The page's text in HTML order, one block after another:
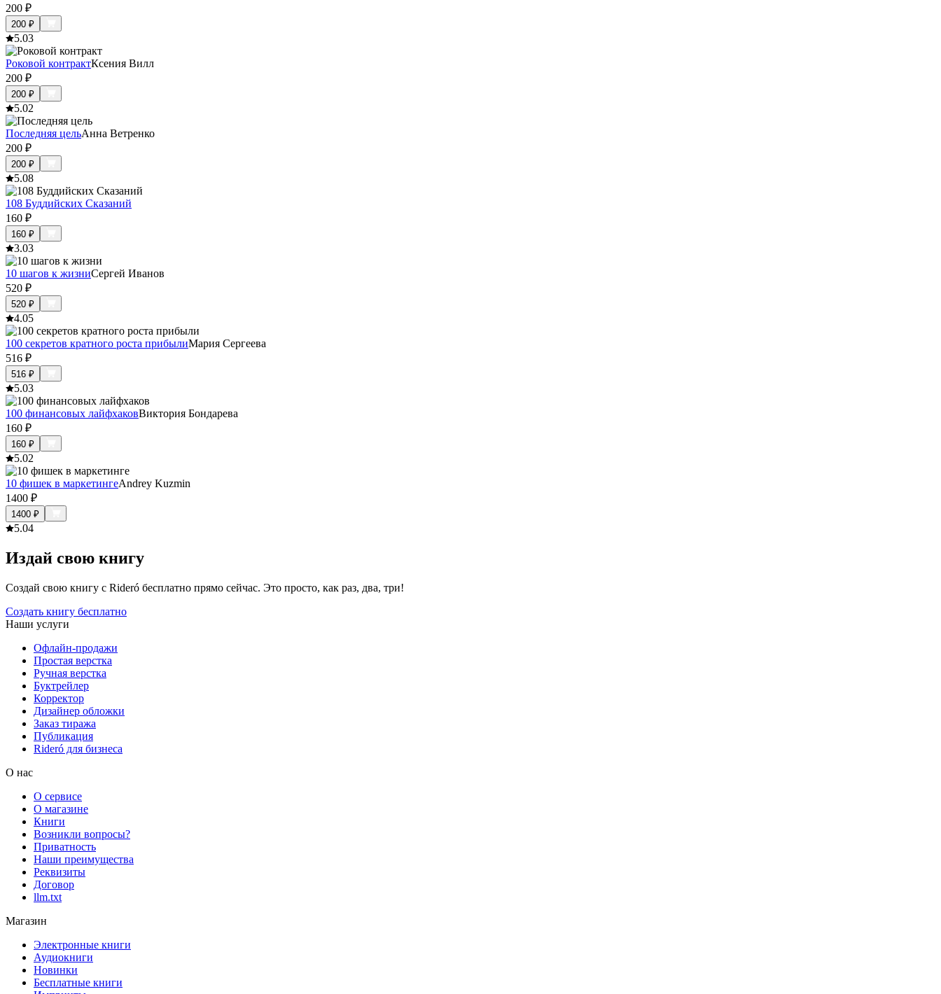
200 ₽
200 ₽
5.03
Роковой контрактКсения Вилл
200 ₽
200 ₽
5.02
Последняя цельАнна Ветренко
200 ₽
200 ₽
5.08
108 Буддийских Сказаний
160 ₽
160 ₽
3.03
10 шагов к жизниСергей Иванов
520 ₽
520 ₽
4.05
100 секретов кратного роста прибылиМария Сергеева
516 ₽
516 ₽
5.03
100 финансовых лайфхаковВиктория Бондарева
160 ₽
160 ₽
5.02
10 фишек в маркетингеAndrey Kuzmin
1400 ₽
1400 ₽
5.04
Издай свою книгу
Создай свою книгу с Rideró бесплатно прямо сейчас. Это просто, как раз, два, три!
Создать книгу бесплатно
Наши услуги
Офлайн-продажи
Простая верстка
Ручная верстка
Буктрейлер
Корректор
Дизайнер обложки
Заказ тиража
Публикация
Rideró для бизнеса
О нас
О сервисе
О магазине
Книги
Возникли вопросы?
Приватность
Наши преимущества
Реквизиты
Договор
llm.txt
Магазин
Электронные книги
Аудиокниги
Новинки
Бесплатные книги